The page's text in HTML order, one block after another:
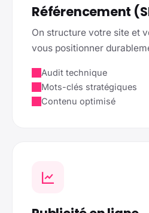
Référencement
On structure votre site et
vous positionner
Audit technique
Mots-clés stratégiques
Contenu optimisé